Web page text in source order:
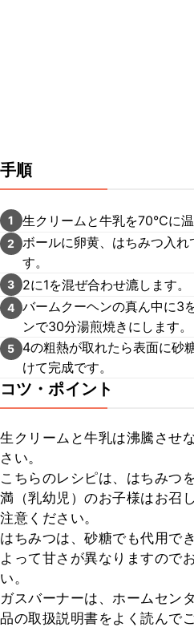
手順
1 生クリームと牛乳を70℃に温
2
ボールに卵黄、はちみつ入
す。
3 2に1を混ぜ合わせ漉します。
4 バームクーヘンの真ん中に
ンで30分湯煎焼きにします。
5
4の粗熱が取れたら表面に砂
けて完成です。
コツ・ポイント
生クリームと牛乳は沸騰させ
さい。
こちらのレシピは、はちみつ
満（乳幼児）のお子様はお召
注意ください。
はちみつは、砂糖でも代用で
よって甘さが異なりますので
い。
ガスバーナーは、ホームセン
品の取扱説明書をよく読んで